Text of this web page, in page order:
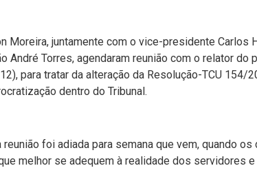
Moreira, juntamente com o vice-presidente Carlos
André Torres, agendaram reunião com o relator do
para tratar da alteração da Resolução-TCU 154/
dentro do Tribunal.
reunião foi adiada para semana que vem, quando
melhor se adequem à realidade dos servidores